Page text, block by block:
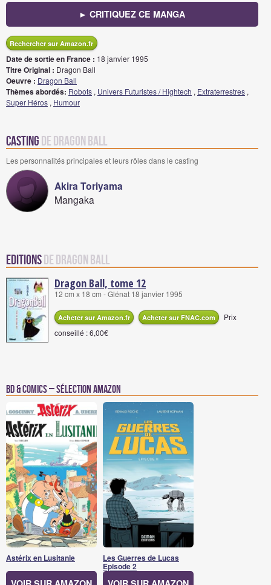
► CRITIQUEZ CE MANGA
Rechercher sur Amazon.fr
Date de sortie en France : 18 janvier 1995
Titre Original : Dragon Ball
Oeuvre : Dragon Ball
Thèmes abordés: Robots , Univers Futuristes / Hightech , Extraterrestres ,
Super Héros , Humour
Casting de Dragon Ball
Les personnalités principales et leurs rôles dans le casting
Akira Toriyama
Mangaka
Editionsde Dragon Ball
Dragon Ball, tome 12
12 cm x 18 cm - Glénat 18 janvier 1995
Acheter sur Amazon.fr Acheter sur FNAC.com
Prix
conseillé : 6,00€
BD & Comics – Sélection Amazon
Astérix en Lusitanie Les Guerres de Lucas
Episode 2